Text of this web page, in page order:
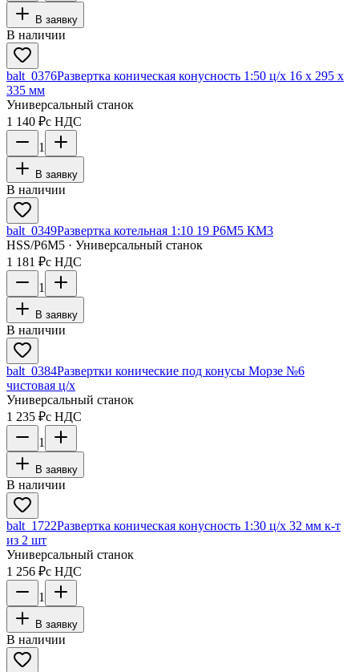
В заявку
В наличии
balt_0376Развертка коническая конусность 1:50 ц/х 16 х 295 х
335 мм
Универсальный станок
1 140 ₽с НДС
1
В заявку
В наличии
balt_0349Развертка котельная 1:10 19 Р6М5 КМ3
HSS/Р6М5 · Универсальный станок
1 181 ₽с НДС
1
В заявку
В наличии
balt_0384Развертки конические под конусы Морзе №6
чистовая ц/х
Универсальный станок
1 235 ₽с НДС
1
В заявку
В наличии
balt_1722Развертка коническая конусность 1:30 ц/х 32 мм к-т
из 2 шт
Универсальный станок
1 256 ₽с НДС
1
В заявку
В наличии